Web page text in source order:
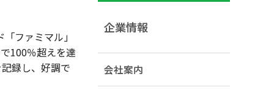
ファミマル」
100％超えを達
録し、好調で
企業情報
会社案内